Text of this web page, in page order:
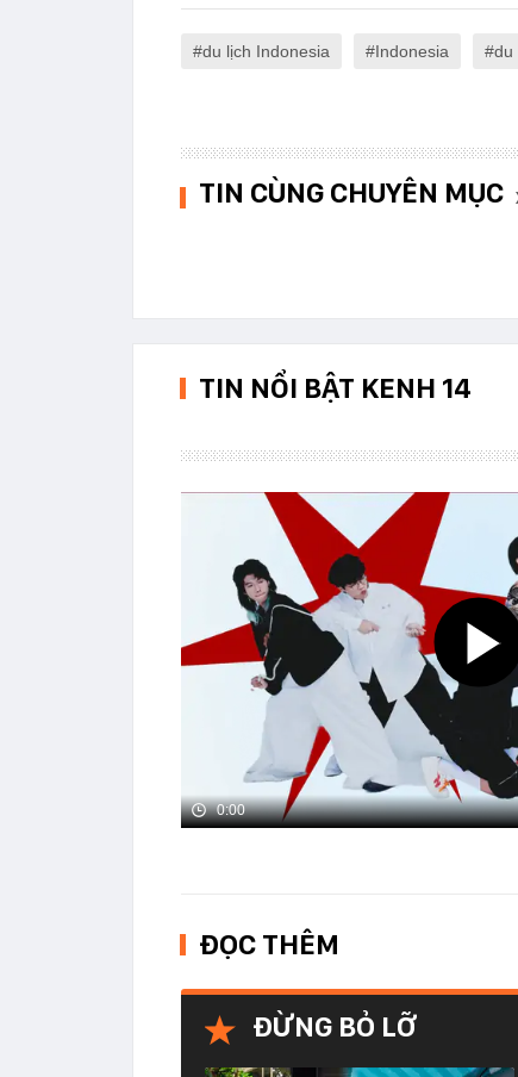
du lịch Indonesia Indonesia du
TIN CÙNG CHUYÊN MỤC
TIN NỔI BẬT KENH 14
0:00
ĐỌC THÊM
ĐỪNG BỎ LỠ